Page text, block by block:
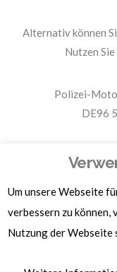
Alternativ können
Nutzen
Polizei-
DE96
Für
Um unsere Webseite
verbessern zu können,
Nutzung der Webseite